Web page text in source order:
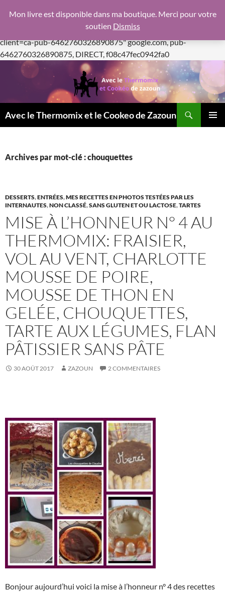
f08c47fec0942fa0
https://pagead2.googlesyndication.com/pagead/js/
client=ca-pub-6462760326890875"google.com, pub-
6462760326890875, DIRECT, f08c47fec0942fa0Aller
au
contenu
Avec le Thermomix et le Cookeo de Zazoun
Archives par mot-clé : chouquettes
DESSERTS,ENTRÉES,MES RECETTES EN PHOTOS TESTÉES PAR LES
INTERNAUTES,NON CLASSÉ,SANS GLUTEN ET OU LACTOSE,TARTES
MISE À L’HONNEUR N° 4 AU
THERMOMIX: FRAISIER,
VOL AU VENT, CHARLOTTE
MOUSSE DE POIRE,
MOUSSE DE THON EN
GELÉE, CHOUQUETTES,
TARTE AUX LÉGUMES, FLAN
PÂTISSIER SANS PÂTE
30 AOÛT 2017 ZAZOUN 2 COMMENTAIRES
Bonjour aujourd’hui voici la mise à l’honneur n° 4 des recettes
Mon livre est disponible dans ma boutique. Merci pour votre
soutien Dismiss